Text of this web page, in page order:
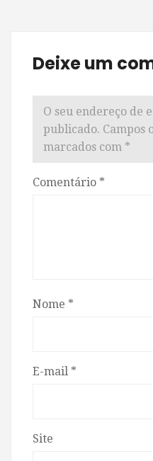
Deixe um
O seu endereço de
publicado. Campos
marcados com *
Comentário *
Nome *
E-mail *
Site